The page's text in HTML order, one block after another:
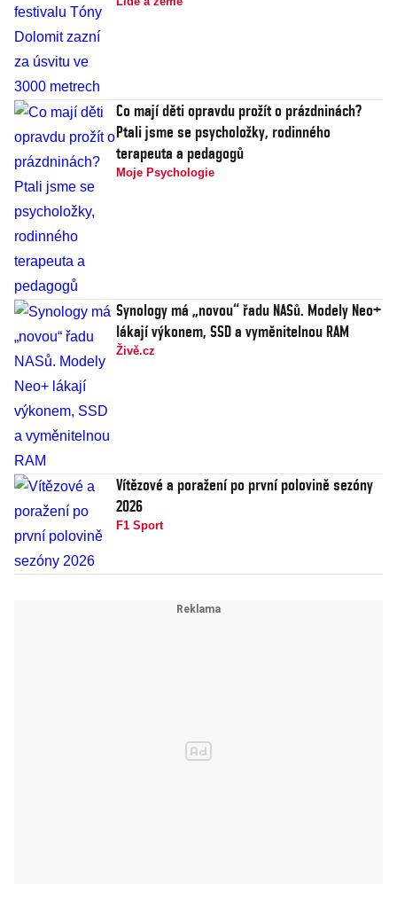
Co mají děti opravdu prožít o prázdninách?
Ptali jsme se psycholožky, rodinného
terapeuta a pedagogů
Moje Psychologie
Synology má „novou“ řadu NASů. Modely Neo+
lákají výkonem, SSD a vyměnitelnou RAM
Živě.cz
Vítězové a poražení po první polovině sezóny
2026
F1 Sport